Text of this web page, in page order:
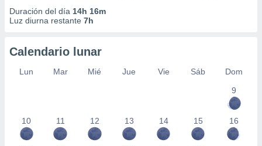
Duración del día 14h 16m
Luz diurna restante 7h
Calendario lunar
Lun Mar Mié Jue Vie Sáb
Dom
9
10 11 12 13 14 15 16